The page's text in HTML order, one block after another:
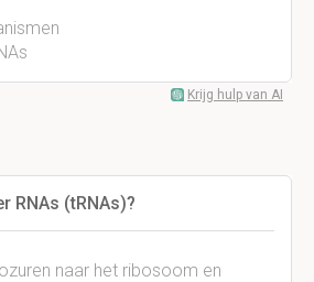
Krijg hulp van AI
RNAs (tRNAs)?
naar het ribosoom en